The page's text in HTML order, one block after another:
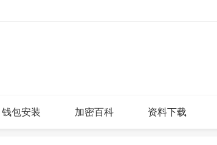
钱包安装 加密百科 资料下载